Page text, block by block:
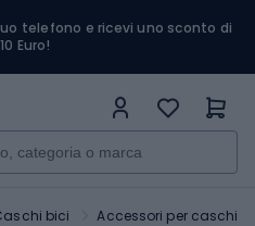
telefono e ricevi uno sconto di
10 Euro!
bici Accessori per caschi